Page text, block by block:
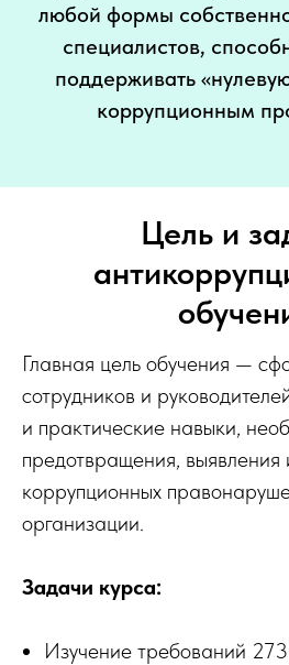
любой формы
специалистов,
поддерживать
коррупционным
Цель и
Главная цель обучения —
сотрудников и
и практические навыки,
предотвращения, выявления
коррупционных
организации.
Задачи курса:
Изучение требований